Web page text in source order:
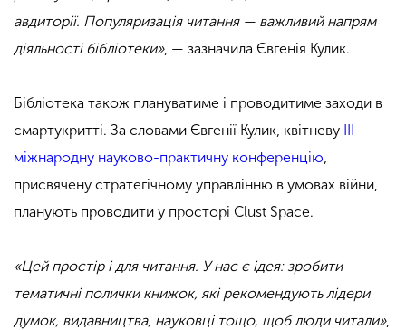
авдиторії. Популяризація читання — важливий напрям
діяльності бібліотеки», — зазначила Євгенія Кулик.
Бібліотека також плануватиме і проводитиме заходи в
смартукритті. За словами Євгенії Кулик, квітневу ІІІ
міжнародну науково-практичну конференцію,
присвячену стратегічному управлінню в умовах війни,
планують проводити у просторі Clust Space.
«Цей простір і для читання. У нас є ідея: зробити
тематичні полички книжок, які рекомендують лідери
думок, видавництва, науковці тощо, щоб люди читали»,